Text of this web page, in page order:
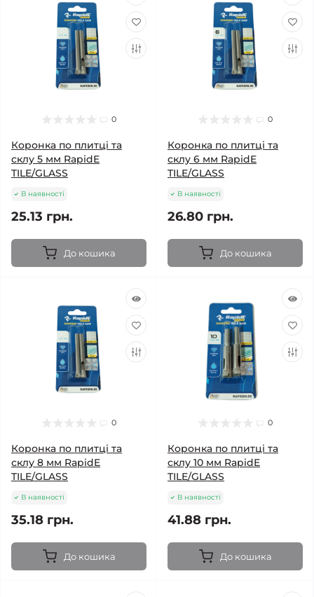
0
Коронка по плитці та
склу 5 мм RapidE
TILE/GLASS
В наявності
25.13 грн.
До кошика
0
Коронка по плитці та
склу 6 мм RapidE
TILE/GLASS
В наявності
26.80 грн.
До кошика
0
Коронка по плитці та
склу 8 мм RapidE
TILE/GLASS
В наявності
35.18 грн.
До кошика
0
Коронка по плитці та
склу 10 мм RapidE
TILE/GLASS
В наявності
41.88 грн.
До кошика